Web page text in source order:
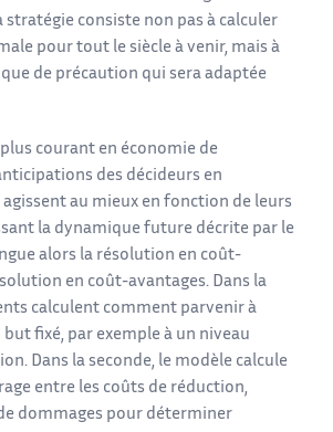
consiste non pas à calculer
pour tout le siècle à venir, mais à
de précaution qui sera adaptée
courant en économie de
des décideurs en
agissent au mieux en fonction de leurs
la dynamique future décrite par le
alors la résolution en coût-
en coût-avantages. Dans la
calculent comment parvenir à
fixé, par exemple à un niveau
Dans la seconde, le modèle calcule
entre les coûts de réduction,
dommages pour déterminer